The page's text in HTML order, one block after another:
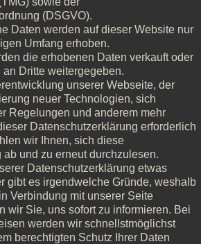
(DSGVO).
Daten werden auf dieser Website nur
Umfang erhoben.
die erhobenen Daten verkauft oder
Dritte weitergegeben.
unserer Webseite, der
neuer Technologien, sich
Regelungen und anderem mehr
Datenschutzerklärung erforderlich
wir Ihnen, sich diese
und zu erneut durchzulesen.
Datenschutzerklärung etwas
gibt es irgendwelche Gründe, weshalb
Verbindung mit unserer Seite
wir Sie, uns sofort zu informieren. Bei
werden wir schnellstmöglichst
berechtigten Schutz Ihrer Daten